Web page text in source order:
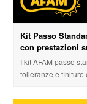
Kit Passo
con prestazioni
I kit AFAM passo
tolleranze e finiture